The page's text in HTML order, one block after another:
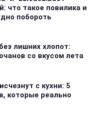
что такое повилика и
побороть
лишних хлопот:
со вкусом лета
с кухни: 5
которые реально